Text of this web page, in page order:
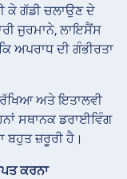
ਕੇ ਗੱਡੀ ਚਲਾਉਣ ਦੇ
ਜੁਰਮਾਨੇ, ਲਾਇਸੈਂਸ
ਅਪਰਾਧ ਦੀ ਗੰਭੀਰਤਾ
ਅਤੇ ਇਤਾਲਵੀ
ਸਥਾਨਕ ਡਰਾਈਵਿੰਗ
ਬਹੁਤ ਜ਼ਰੂਰੀ ਹੈ।
ਕਰਨਾ